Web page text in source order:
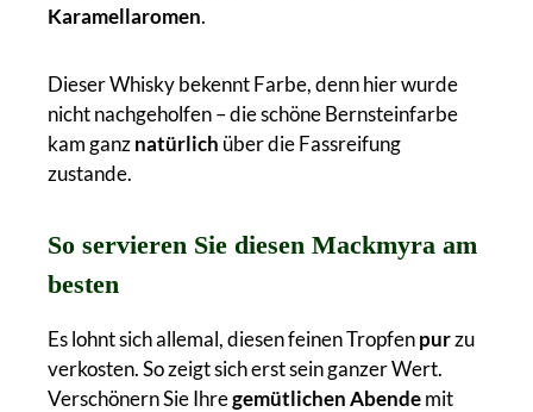
Karamellaromen.
Dieser Whisky bekennt Farbe, denn hier wurde
nicht nachgeholfen – die schöne Bernsteinfarbe
kam ganznatürlich über die Fassreifung
zustande.
So servieren Sie diesen Mackmyra am
besten
Es lohnt sich allemal, diesen feinen Tropfenpurzu
verkosten. So zeigt sich erst sein ganzer Wert.
Verschönern Sie Ihregemütlichen Abendemit